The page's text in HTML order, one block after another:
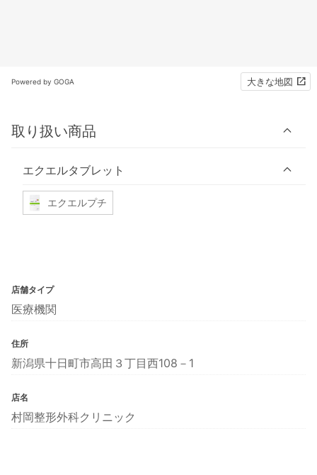
Powered by GOGA 大きな地図
取り扱い商品
エクエルタブレット
エクエルプチ
店舗タイプ
医療機関
住所
新潟県十日町市高田３丁目西108－1
店名
村岡整形外科クリニック